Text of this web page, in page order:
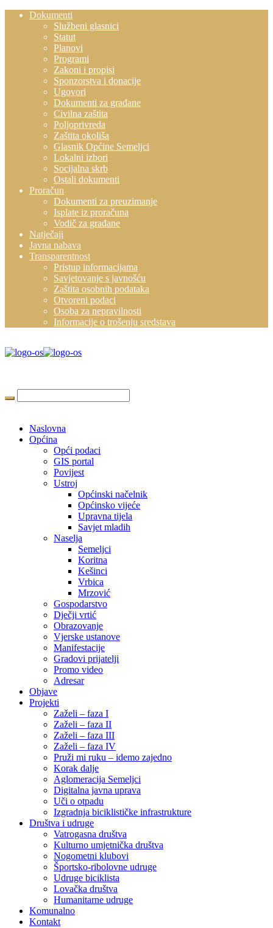
Dokumenti
Službeni glasnici
Statut
Planovi
Programi
Zakoni i propisi
Sponzorstva i donacije
Ugovori
Dokumenti za građane
Civilna zaštita
Poljoprivreda
Zaštita okoliša
Glasnik Općine Semeljci
Lokalni izbori
Socijalna skrb
Ostali dokumenti
Proračun
Dokumenti za preuzimanje
Isplate iz proračuna
Vodič za građane
Natječaji
Javna nabava
Transparentnost
Pristup informacijama
Savjetovanje s javnošću
Zaštita osobnih podataka
Otvoreni podaci
Osoba za nepravilnosti
Informacije o trošenju sredstava
Naslovna
Općina
Opći podaci
GIS portal
Povijest
Ustroj
Općinski načelnik
Općinsko vijeće
Upravna tijela
Savjet mladih
Naselja
Semeljci
Koritna
Kešinci
Vrbica
Mrzović
Gospodarstvo
Dječji vrtić
Obrazovanje
Vjerske ustanove
Manifestacije
Gradovi prijatelji
Promo video
Adresar
Objave
Projekti
Zaželi – faza I
Zaželi – faza II
Zaželi – faza III
Zaželi – faza IV
Pruži mi ruku – idemo zajedno
Korak dalje
Aglomeracija Semeljci
Digitalna javna uprava
Uči o otpadu
Izgradnja biciklističke infrastrukture
Društva i udruge
Vatrogasna društva
Kulturno umjetnička društva
Nogometni klubovi
Športsko-ribolovne udruge
Udruge biciklista
Lovačka društva
Humanitarne udruge
Komunalno
Kontakt